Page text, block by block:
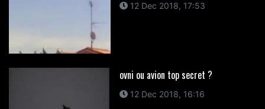
12 Dec 2018, 17:53
ovni ou avion top secret ?
12 Dec 2018, 16:16